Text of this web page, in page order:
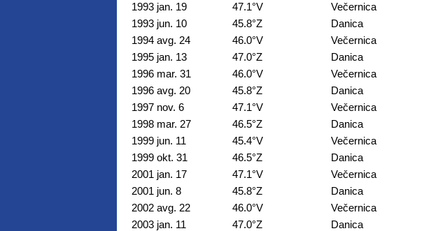
1993 jan. 19
47.1°V
Večernica
1993 jun. 10
45.8°Z
Danica
1994 avg. 24
46.0°V
Večernica
1995 jan. 13
47.0°Z
Danica
1996 mar. 31
46.0°V
Večernica
1996 avg. 20
45.8°Z
Danica
1997 nov. 6
47.1°V
Večernica
1998 mar. 27
46.5°Z
Danica
1999 jun. 11
45.4°V
Večernica
1999 okt. 31
46.5°Z
Danica
2001 jan. 17
47.1°V
Večernica
2001 jun. 8
45.8°Z
Danica
2002 avg. 22
46.0°V
Večernica
2003 jan. 11
47.0°Z
Danica